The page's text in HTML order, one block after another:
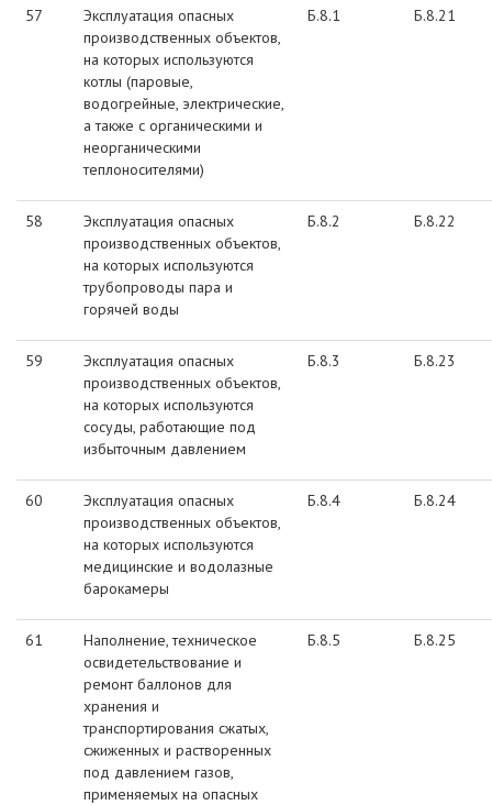
57
Эксплуатация опасных
производственных объектов,
на которых используются
котлы (паровые,
водогрейные, электрические,
а также с органическими и
неорганическими
теплоносителями)
Б.8.1 Б.8.21
58
Эксплуатация опасных
производственных объектов,
на которых используются
трубопроводы пара и
горячей воды
Б.8.2 Б.8.22
59
Эксплуатация опасных
производственных объектов,
на которых используются
сосуды, работающие под
избыточным давлением
Б.8.3 Б.8.23
60
Эксплуатация опасных
производственных объектов,
на которых используются
медицинские и водолазные
барокамеры
Б.8.4 Б.8.24
61
Наполнение, техническое
освидетельствование и
ремонт баллонов для
хранения и
транспортирования сжатых,
сжиженных и растворенных
под давлением газов,
применяемых на опасных
Б.8.5 Б.8.25